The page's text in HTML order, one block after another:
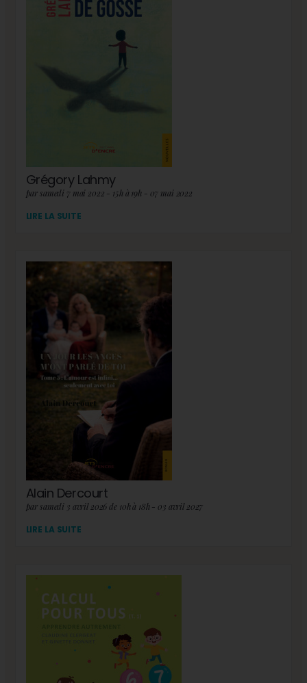
Grégory Lahmy
par samedi 7 mai 2022 - 15h à 19h - 07 mai 2022
LIRE LA SUITE
Alain Dercourt
par samedi 3 avril 2026 de 10h à 18h - 03 avril 2027
LIRE LA SUITE